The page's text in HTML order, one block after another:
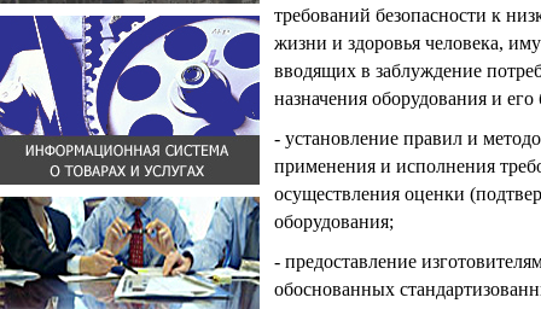
требований безопасности к
жизни и здоровья человека,
вводящих в заблуждение
назначения оборудования и его
- установление правил и
применения и исполнения
осуществления оценки
оборудования;
- предоставление
обоснованных